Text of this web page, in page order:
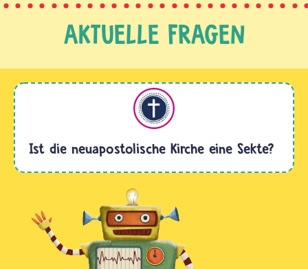
AKTUELLE FRAGEN
Ist die neuapostolische Kirche eine Sekte?